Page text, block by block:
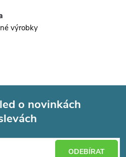
výrobky
o novinkách
ODEBÍRAT